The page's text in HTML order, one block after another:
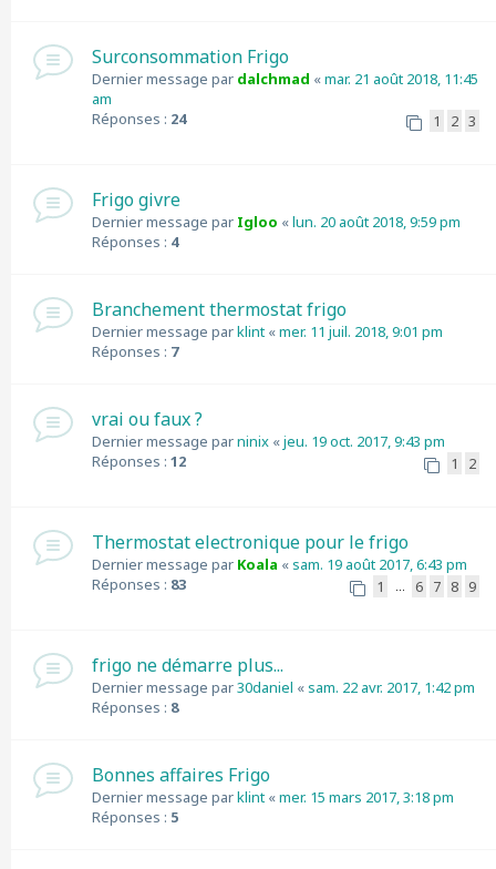
Surconsommation Frigo
Dernier message par dalchmad «mar. 21 août 2018, 11:45
am
Réponses : 24 1 2 3
Frigo givre
Dernier message par Igloo «lun. 20 août 2018, 9:59 pm
Réponses : 4
Branchement thermostat frigo
Dernier message parklint «mer. 11 juil. 2018, 9:01 pm
Réponses : 7
vrai ou faux ?
Dernier message parninix «jeu. 19 oct. 2017, 9:43 pm
Réponses : 12 1 2
Thermostat electronique pour le frigo
Dernier message par Koala «sam. 19 août 2017, 6:43 pm
Réponses : 83 1 … 6 7 8 9
frigo ne démarre plus...
Dernier message par30daniel «sam. 22 avr. 2017, 1:42 pm
Réponses : 8
Bonnes affaires Frigo
Dernier message parklint «mer. 15 mars 2017, 3:18 pm
Réponses : 5